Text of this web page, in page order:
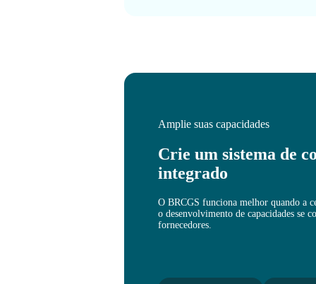
Amplie suas capacidades
Crie um sistema de
integrado
O BRCGS funciona melhor quando a
o desenvolvimento de capacidades se
fornecedores.